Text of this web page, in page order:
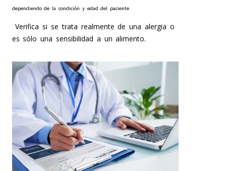
dependiendo de la condición y edad del paciente
Verifica si se trata realmente de una alergia o
es sólo una sensibilidad a un alimento.